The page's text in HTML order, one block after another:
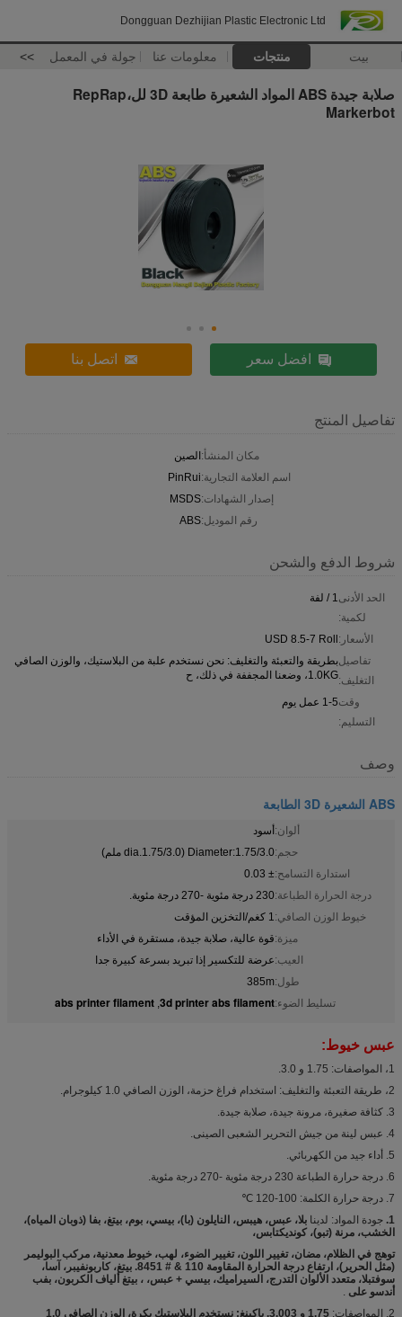
Dongguan Dezhijian Plastic Electronic Ltd
بيت منتجات معلومات عنا جولة في المعمل >>
صلابة جيدة ABS المواد الشعيرة طابعة 3D للRepRap،
Markerbot
افضل سعر اتصل بنا
تفاصيل المنتج
مكان المنشأ:الصين
اسم العلامة التجارية:PinRui
إصدار الشهادات:MSDS
رقم الموديل:ABS
شروط الدفع والشحن
الحد الأدنى
لكمية:
1 / لفة
الأسعار:USD 8.5-7 Roll
تفاصيل
التغليف:
بطريقة والتعبئة والتغليف: نحن نستخدم علبة من البلاستيك، والوزن الصافي
1.0KG، وضعنا المجففة في ذلك، ح
وقت
التسليم:
1-5 عمل يوم
وصف
ABS الشعيرة 3D الطابعة
ألوان:أسود
حجم:Diameter:1.75/3.0 (dia.1.75/3.0 ملم)
استدارة التسامح:± 0.03
درجة الحرارة الطباعة:230 درجة مئوية -270 درجة مئوية.
خيوط الوزن الصافي:1 كغم/التخزين المؤقت
ميزة:قوة عالية، صلابة جيدة، مستقرة في الأداء
العيب:عرضة للتكسير إذا تبريد بسرعة كبيرة جدا
طول:385m
تسليط الضوء:3d printer abs filament
,
abs printer filament
عبس خيوط:
1، المواصفات: 1.75 و 3.0.
2، طريقة التعبئة والتغليف: استخدام فراغ حزمة، الوزن الصافي 1.0 كيلوجرام.
3. كثافة صغيرة، مرونة جيدة، صلابة جيدة.
4. عبس لينة من جيش التحرير الشعبى الصينى.
5. أداء جيد من الكهربائي.
6. درجة حرارة الطباعة 230 درجة مئوية -270 درجة مئوية.
7. درجة حرارة الكلمة: 100-120 ℃
1. جودة المواد: لدينا بلا، عبس، هيبس، النايلون (با)، بيسي، بوم، بيتغ، بفا (ذوبان المياه)،
الخشب، مرنة (تبو)، كونديكتابس،
توهج في الظلام، مضان، تغيير اللون، تغيير الضوء، لهب، خيوط معدنية، مركب البوليمر
(مثل الحرير)، ارتفاع درجة الحرارة المقاومة 110 & # 8451. بيتغ، كاربونفيبر، آسا،
سوفتبلا، متعدد الألوان التدرج، السيراميك، بيسي + عبس، ، بيتغ ألياف الكربون، بفب
أندسو على .
2. المواصفات:
1.75 و 3.003. باكينغ: نستخدم البلاستيك بكرة، الوزن الصافي 1.0